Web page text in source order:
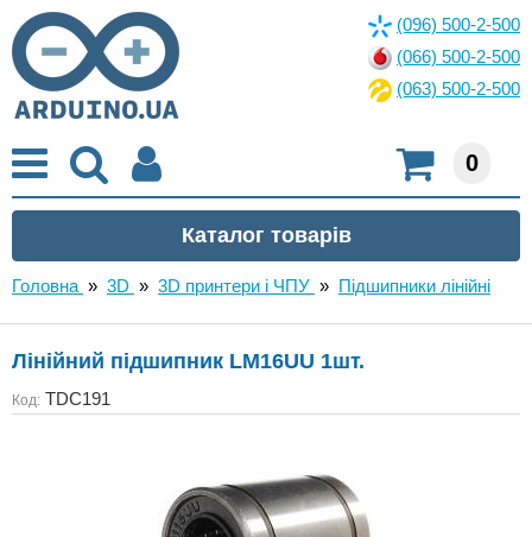
(096) 500-2-500
(066) 500-2-500
(063) 500-2-500
0
Головна » 3D » 3D принтери і ЧПУ » Підшипники лінійні
Лінійний підшипник LM16UU 1шт.
Код: TDC191